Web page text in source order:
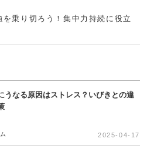
乗り切ろう！集中力持続に役立
うなる原因はストレス？いびきとの違
2025-04-17